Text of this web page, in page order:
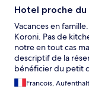
Hotel proche
Vacances en
Koroni. Pas de
notre en tout cas
descriptif de la
bénéficier du petit
Francois,